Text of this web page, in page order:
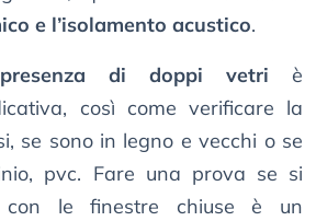
e l’isolamento acustico.
presenza di doppi vetri è
così come verificare la
se sono in legno e vecchi o se
pvc. Fare una prova se si
con le finestre chiuse è un